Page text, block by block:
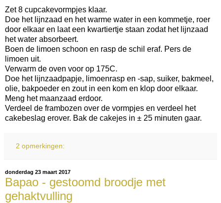
Zet 8 cupcakevormpjes klaar.
Doe het lijnzaad en het warme water in een kommetje, roer
door elkaar en laat een kwartiertje staan zodat het lijnzaad
het water absorbeert.
Boen de limoen schoon en rasp de schil eraf. Pers de
limoen uit.
Verwarm de oven voor op 175C.
Doe het lijnzaadpapje, limoenrasp en -sap, suiker, bakmeel,
olie, bakpoeder en zout in een kom en klop door elkaar.
Meng het maanzaad erdoor.
Verdeel de frambozen over de vormpjes en verdeel het
cakebeslag erover. Bak de cakejes in ± 25 minuten gaar.
2 opmerkingen:
donderdag 23 maart 2017
Bapao - gestoomd broodje met
gehaktvulling